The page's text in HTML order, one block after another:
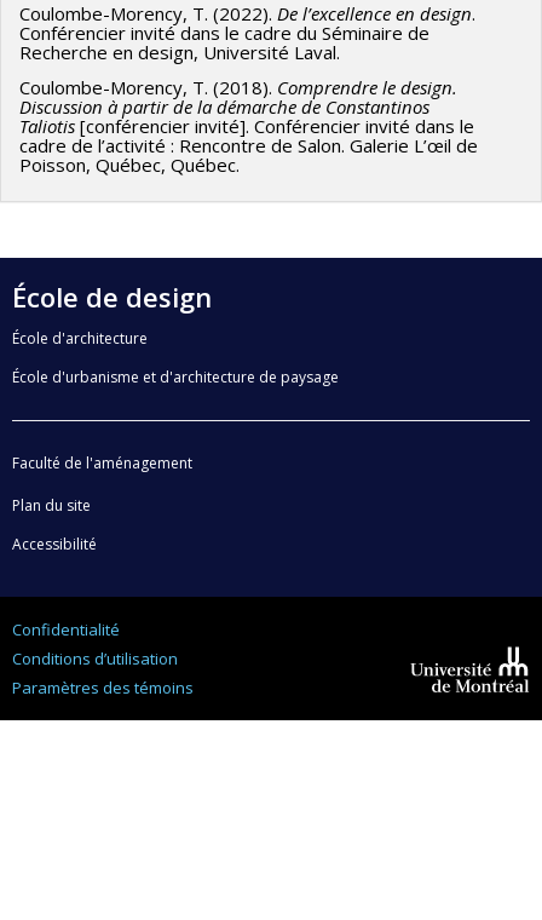
Coulombe-Morency, T. (2022). De l’excellence en design.
Conférencier invité dans le cadre du Séminaire de
Recherche en design, Université Laval.
Coulombe-Morency, T. (2018). Comprendre le design.
Discussion à partir de la démarche de Constantinos
Taliotis [conférencier invité]. Conférencier invité dans le
cadre de l’activité : Rencontre de Salon. Galerie L’œil de
Poisson, Québec, Québec.
École de design
École d'architecture
École d'urbanisme et d'architecture de paysage
Faculté de l'aménagement
Plan du site
Accessibilité
Confidentialité
Conditions d’utilisation
Paramètres des témoins
Montréal